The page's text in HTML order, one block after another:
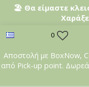
🏖️ Θα είμαστε
0
Αποστολή με BoxNow,
από Pick-up point.